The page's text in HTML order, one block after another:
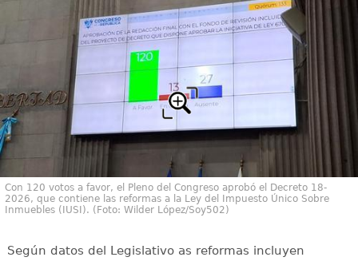
Con 120 votos a favor, el Pleno del Congreso aprobó el Decreto 18-
2026, que contiene las reformas a la Ley del Impuesto Único Sobre
Inmuebles (IUSI). (Foto: Wilder López/Soy502)
Según datos del Legislativo as reformas incluyen